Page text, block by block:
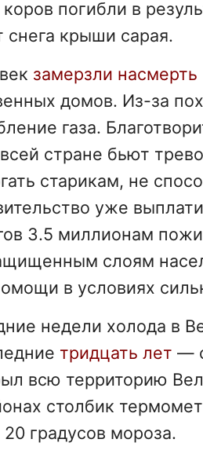
погибли в
крыши сарая.
замерзли насмерть
домов. Из-за
газа.
стране бьют
старикам, не
уже
3.5 миллионам
слоям
в условиях
недели холода в
тридцать лет —
всю территорию
столбик
градусов мороза.